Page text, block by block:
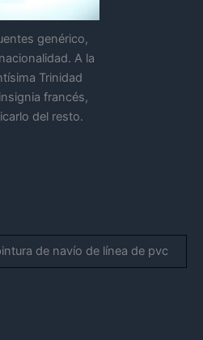
genérico,
A la
Trinidad
francés,
del resto.
de navío de línea de pvc